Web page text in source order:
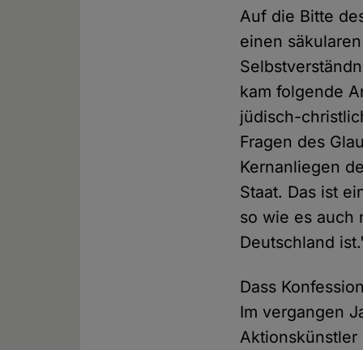
Auf die Bitte
einen
kam folgende
jüdisch-
Fragen des
Kernanliegen
Staat. Das ist
so wie es auch
Deutschland
Dass
Im vergangen
Aktionskünstler